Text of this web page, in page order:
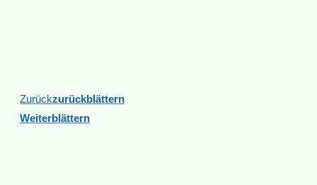
ZurückZurückblättern
Weiterblättern